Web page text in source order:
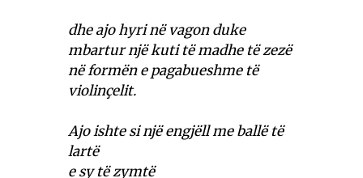
dhe ajo hyri në vagon duke
mbartur një kuti të madhe të zezë
në formën e pagabueshme të
violinçelit.
Ajo ishte si një engjëll me ballë të
lartë
e sy të zymtë